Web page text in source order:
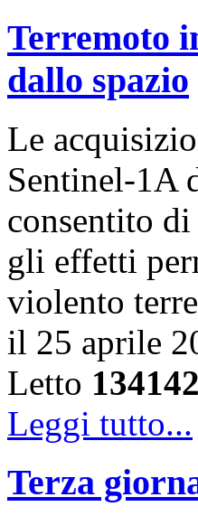
Terremoto
dallo spazio
Le
Sentinel-1A
consentito
gli effetti
violento
il 25 aprile
Letto 134142
Leggi tutto...
Terza